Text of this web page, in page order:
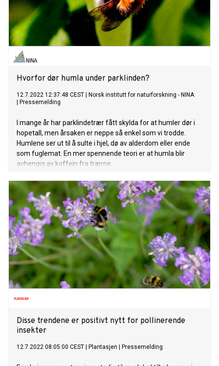
Hvorfor dør humla under parklinden?
12.7.2022 12:37:48 CEST
Norsk institutt for naturforskning - NINA
Pressemelding
I mange år har parklindetrær fått skylda for at humler dør i
hopetall, men årsaken er neppe så enkel som vi trodde.
Humlene ser ut til å sulte i hjel, dø av alderdom eller ende
som fuglemat. En mer spennende teori er at humla blir
avhengig av koffein fra trærne.
Disse trendene er positivt nytt for pollinerende
insekter
12.7.2022 08:05:00 CEST Plantasjen Pressemelding